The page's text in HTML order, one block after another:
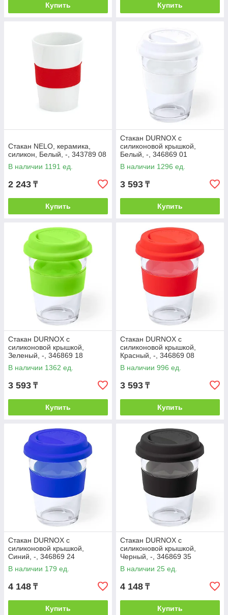
Купить Купить
Стакан NELO, керамика,
силикон, Белый, -, 343789 08
В наличии 1191 ед.
2 243 ₸
Купить
Стакан DURNOX с
силиконовой крышкой,
Белый, -, 346869 01
В наличии 1296 ед.
3 593 ₸
Купить
Стакан DURNOX с
силиконовой крышкой,
Зеленый, -, 346869 18
В наличии 1362 ед.
3 593 ₸
Купить
Стакан DURNOX с
силиконовой крышкой,
Красный, -, 346869 08
В наличии 996 ед.
3 593 ₸
Купить
Стакан DURNOX с
силиконовой крышкой,
Синий, -, 346869 24
В наличии 179 ед.
4 148 ₸
Купить
Стакан DURNOX с
силиконовой крышкой,
Черный, -, 346869 35
В наличии 25 ед.
4 148 ₸
Купить